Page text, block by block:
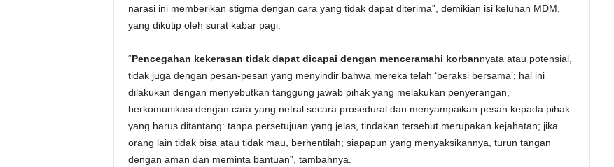
narasi ini memberikan stigma dengan cara yang tidak dapat diterima”, demikian isi keluhan MDM,
yang dikutip oleh surat kabar pagi.
“Pencegahan kekerasan tidak dapat dicapai dengan menceramahi korbannyata atau potensial,
tidak juga dengan pesan-pesan yang menyindir bahwa mereka telah ‘beraksi bersama’; hal ini
dilakukan dengan menyebutkan tanggung jawab pihak yang melakukan penyerangan,
berkomunikasi dengan cara yang netral secara prosedural dan menyampaikan pesan kepada pihak
yang harus ditantang: tanpa persetujuan yang jelas, tindakan tersebut merupakan kejahatan; jika
orang lain tidak bisa atau tidak mau, berhentilah; siapapun yang menyaksikannya, turun tangan
dengan aman dan meminta bantuan”, tambahnya.